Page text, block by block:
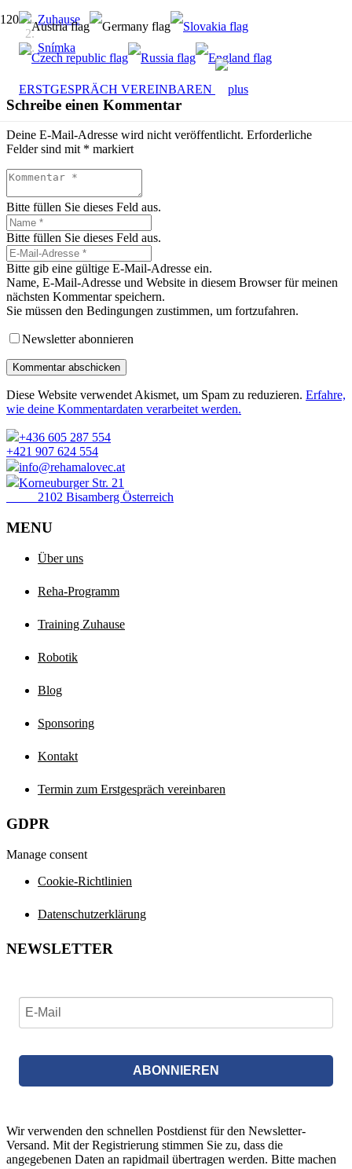
ERSTGESPRÄCH VEREINBAREN
Zuhause
Snímka
Schreibe einen Kommentar
Deine E-Mail-Adresse wird nicht veröffentlicht. Erforderliche
Felder sind mit * markiert
Bitte füllen Sie dieses Feld aus.
Bitte füllen Sie dieses Feld aus.
Bitte gib eine gültige E-Mail-Adresse ein.
Name, E-Mail-Adresse und Website in diesem Browser für meinen
nächsten Kommentar speichern.
Sie müssen den Bedingungen zustimmen, um fortzufahren.
Newsletter abonnieren
Kommentar abschicken
Diese Website verwendet Akismet, um Spam zu reduzieren. Erfahre,
wie deine Kommentardaten verarbeitet werden.
+436 605 287 554
+421 907 624 554
info@rehamalovec.at
Korneuburger Str. 21
2102 Bisamberg Österreich
MENU
Über uns
Reha-Programm
Training Zuhause
Robotik
Blog
Sponsoring
Kontakt
Termin zum Erstgespräch vereinbaren
GDPR
Manage consent
Cookie-Richtlinien
Datenschutzerklärung
NEWSLETTER
ABONNIEREN
Wir verwenden den schnellen Postdienst für den Newsletter-
Versand. Mit der Registrierung stimmen Sie zu, dass die
angegebenen Daten an rapidmail übertragen werden. Bitte machen